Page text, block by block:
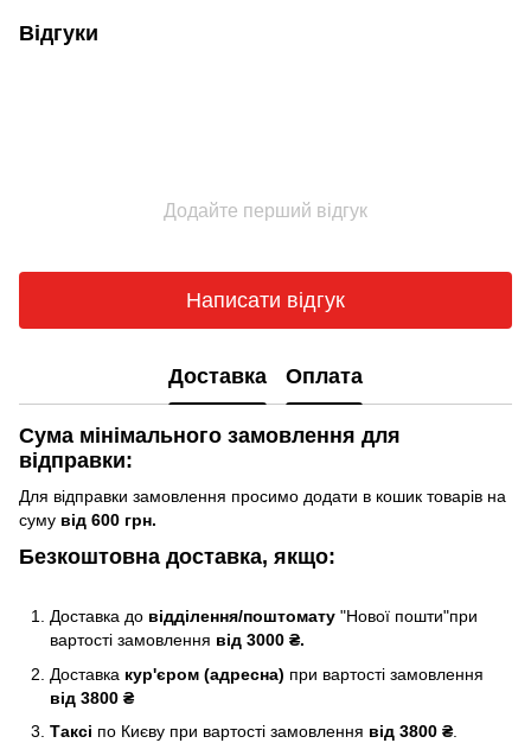
Відгуки
Додайте перший відгук
Написати відгук
Доставка Оплата
Сума мінімального замовлення для
відправки:
Для відправки замовлення просимо додати в кошик товарів на
суму від 600 грн.
Безкоштовна доставка, якщо:
Доставка до відділення/поштомату "Нової пошти"при
вартості замовлення від 3000 ₴.
Доставка кур'єром (адресна) при вартості замовлення
від 3800 ₴
Таксі по Києву при вартості замовлення від 3800 ₴.